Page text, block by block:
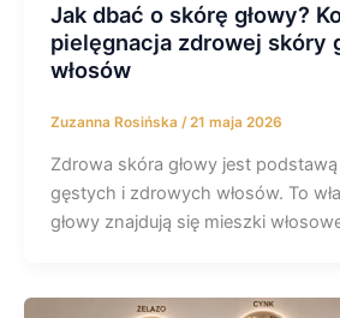
Jak dbać o skórę głowy?
pielęgnacja zdrowej skóry
włosów
Zuzanna Rosińska /21 maja 2026
Zdrowa skóra głowy jest
gęstych i zdrowych włosów. To
głowy znajdują się mieszki